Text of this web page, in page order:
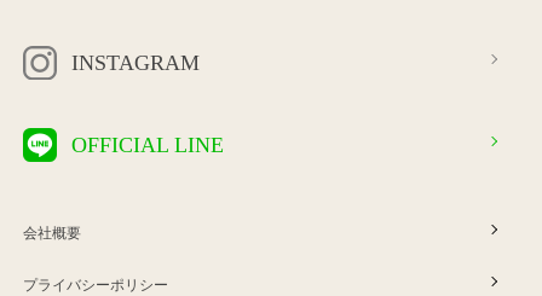
INSTAGRAM
OFFICIAL LINE
会社概要
プライバシーポリシー